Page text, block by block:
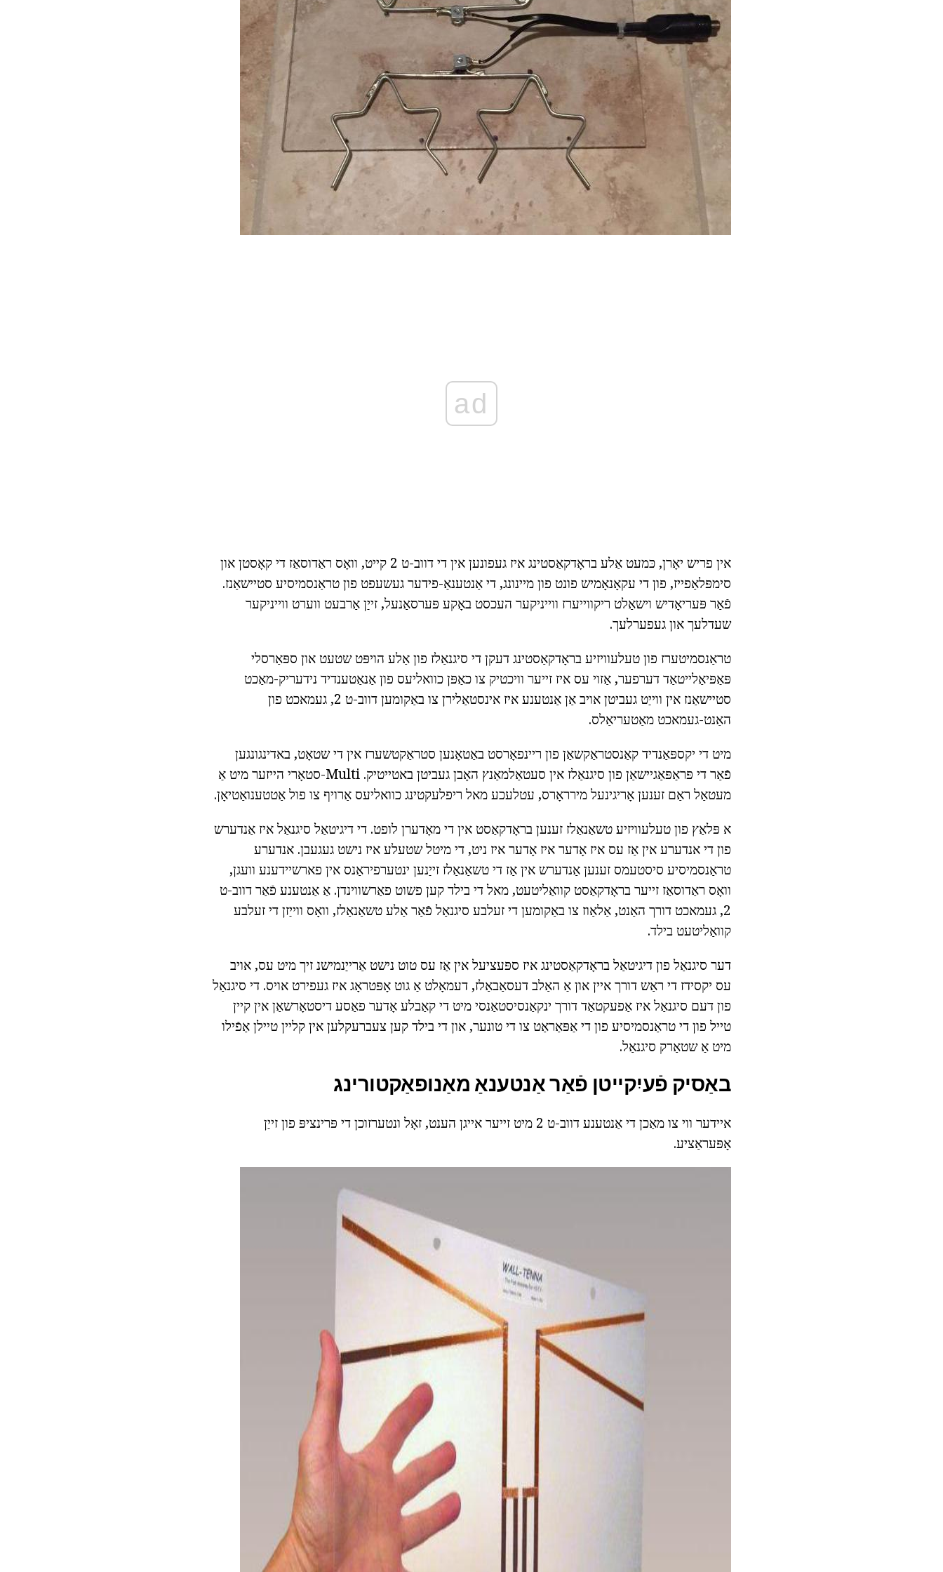
ad
אין פריש יאָרן, כּמעט אַלע בראָדקאַסטינג איז געפונען אין די דווב-ט 2 קייט, וואָס ראַדוסאַז די קאָסטן און
סימפּלאַפייז, פון די עקאָנאָמיש פונט פון מיינונג, די אַנטענאַ-פידער געשעפט פון טראַנסמיסיע סטיישאַנז.
פֿאַר פּעריאָדיש וישאַלט ריקווייערז ווייניקער העכסט באָקע פּערסאַנעל, זייַן אַרבעט ווערט ווייניקער
שעדלעך און געפערלעך.
טראַנסמיטערז פון טעלעוויזיע בראָדקאַסטינג דעקן די סיגנאַלז פון אַלע הויפּט שטעט און ספּאַרסלי
פּאַפּיאַלייטאַד דערפער, אַזוי עס איז זייער וויכטיק צו כאַפּן כוואליעס פון אַנאַטענדיד נידעריק-מאַכט
סטיישאַנז אין ווייַט געביטן אויב אַן אַנטענע איז אינסטאַלירן צו באַקומען דווב-ט 2, געמאכט פון
האַנט-געמאכט מאַטעריאַלס.
מיט די יקספּאַנדיד קאַנסטראַקשאַן פון ריינפאָרסט באַטאָנען סטראַקטשערז אין די שטאָט, באדינגונגען
פֿאַר די פּראַפּאַגיישאַן פון סיגנאַלז אין סעטאַלמאַנץ האָבן געביטן באטייטיק. Multi-סטאָרי הייזער מיט אַ
מעטאַל ראַם זענען אָריגינעל מירראָרס, עטלעכע מאל ריפלעקטינג כוואליעס אַרויף צו פול אַטטענואַטיאָן.
א פּלאַץ פון טעלעוויזיע טשאַנאַלז זענען בראָדקאַסט אין די מאָדערן לופט. די דיגיטאַל סיגנאַל איז אַנדערש
פון די אנדערע אין אַז עס איז אָדער איז אָדער איז ניט, די מיטל שטעלע איז נישט געגעבן. אנדערע
טראַנסמיסיע סיסטעמס זענען אַנדערש אין אַז די טשאַנאַלז זייַנען ינטערפיראַנס אין פארשיידענע וועגן,
וואָס ראַדוסאַז זייער בראָדקאַסט קוואַליטעט, מאל די בילד קען פשוט פאַרשווינדן. אַ אַנטענע פֿאַר דווב-ט
2, געמאכט דורך האַנט, אַלאַוז צו באַקומען די זעלבע סיגנאַל פֿאַר אַלע טשאַנאַלז, וואָס ווייַזן די זעלבע
קוואַליטעט בילד.
דער סיגנאַל פון דיגיטאַל בראָדקאַסטינג איז ספּעציעל אין אַז עס טוט נישט אַרייַנמישנ זיך מיט עס, אויב
עס יקסידז די ראַש דורך איין און אַ האַלב דעסאַבאַלז, דעמאָלט אַ גוט אָפּטראָג איז געפירט אויס. די סיגנאַל
פון דעם סיגנאַל איז אַפעקטאַד דורך ינקאַנסיסטאַנסי מיט די קאַבלע אָדער פאַסע דיסטאָרשאַן אין קיין
טייל פון די טראַנסמיסיע פון די אַפּאַראַט צו די טונער, און די בילד קען צעברעקלען אין קליין טיילן אַפֿילו
מיט אַ שטאַרק סיגנאַל.
באַסיק פֿעיִקייטן פֿאַר אַנטענאַ מאַנופאַקטורינג
איידער ווי צו מאַכן די אַנטענע דווב-ט 2 מיט זייער אייגן הענט, זאָל ונטערזוכן די פּרינציפּ פון זייַן
אָפּעראַציע.